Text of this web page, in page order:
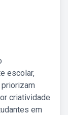
escolar,
criatividade
em